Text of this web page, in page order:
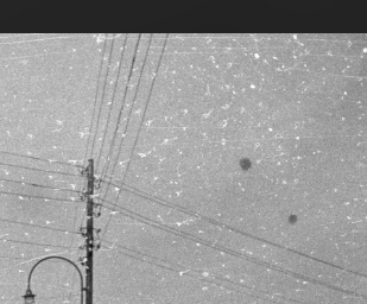
1960 · Budapest XXII.
Leányka utca, balra a Törley (Pentz Károly) tér.